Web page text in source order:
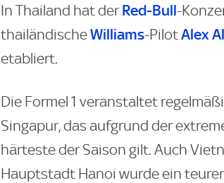
In Thailand hat derRed-Bull-
thailändischeWilliams-PilotAlex
etabliert.
Die Formel 1 veranstaltet
Singapur, das aufgrund der
härteste der Saison gilt. Auch
Hauptstadt Hanoi wurde ein